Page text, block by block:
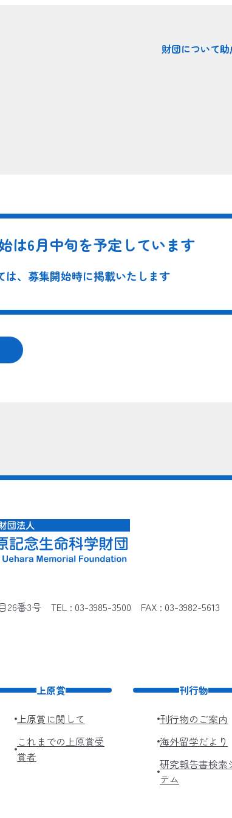
財団について
は6月中旬を予定しています
、募集開始時に掲載いたします
26番3号 TEL : 03-3985-3500 FAX : 03-3982-5613
上原賞
上原賞に関して
これまでの上原賞受
賞者
刊行物
刊行物のご案内
海外留学だより
研究報告書検索
テム